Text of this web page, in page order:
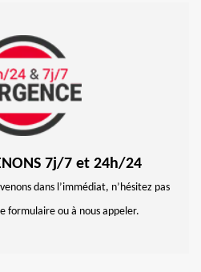
7j/7 et 24h/24
dans l’immédiat, n’hésitez pas
formulaire ou à nous appeler.